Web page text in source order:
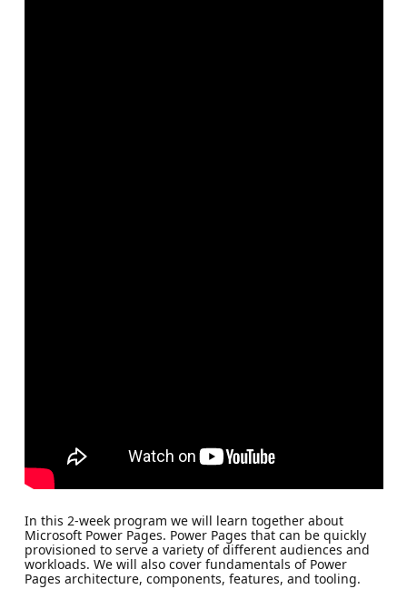
In this 2-week program we will learn together about
Microsoft Power Pages. Power Pages that can be quickly
provisioned to serve a variety of different audiences and
workloads. We will also cover fundamentals of Power
Pages architecture, components, features, and tooling.